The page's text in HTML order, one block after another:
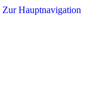
Zur Hauptnavigation